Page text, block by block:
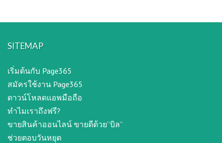
SITEMAP
เริ่มต้นกับ Page365
สมัครใช้งาน Page365
ดาวน์โหลดแอพมือถือ
ทำไมเราถึงฟรี?
ขายสินค้าออนไลน์ ขายดีด้วย”บิล”
ช่วยตอบวันหยุด